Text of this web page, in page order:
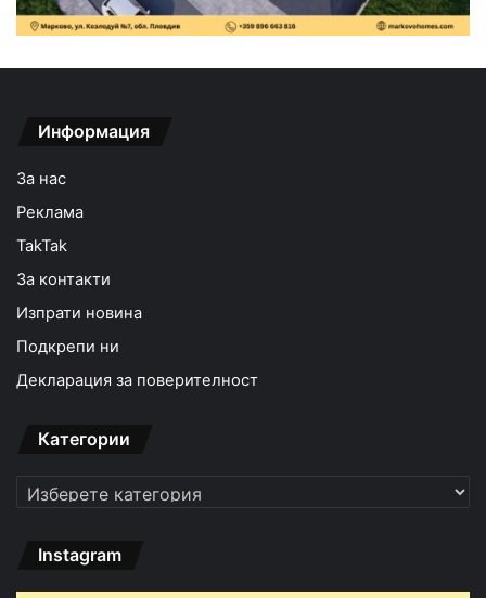
Информация
За нас
Реклама
TakTak
За контакти
Изпрати новина
Подкрепи ни
Декларация за поверителност
Категории
Категории
Instagram